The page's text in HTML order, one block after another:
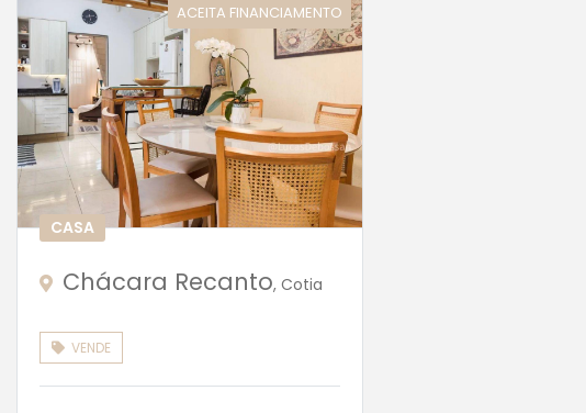
ACEITA FINANCIAMENTO
CASA
Chácara Recanto, Cotia
VENDE